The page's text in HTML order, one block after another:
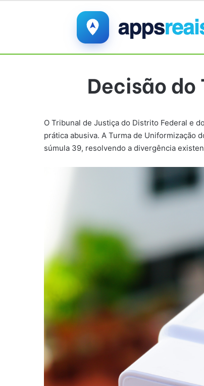
Decisão do
O Tribunal de Justiça do Distrito Federal e
prática abusiva. A Turma de Uniformização
súmula 39, resolvendo a divergência